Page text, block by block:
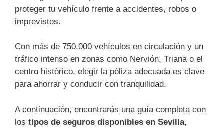
proteger tu vehículo frente a accidentes, robos o
imprevistos.
Con más de 750.000 vehículos en circulación y un
tráfico intenso en zonas como Nervión, Triana o el
centro histórico, elegir la póliza adecuada es clave
para ahorrar y conducir con tranquilidad.
A continuación, encontrarás una guía completa con
los tipos de seguros disponibles en Sevilla,